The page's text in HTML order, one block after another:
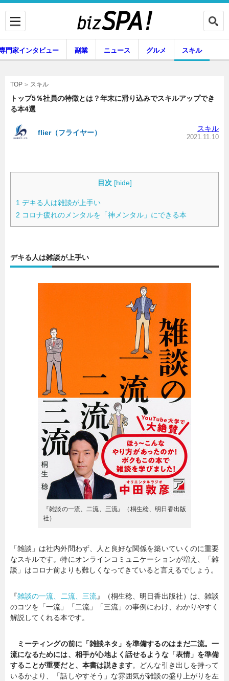
専門家インタビュー
グルメ
門家インタビュー 副業 ニュース グルメ スキル
TOP スキル
トップ5％社員の特徴とは？年末に滑り込みでスキルアップでき
る本4選
flier（フライヤー） スキル
2021.11.10
目次 [hide]
1 デキる人は雑談が上手い
2 コロナ疲れのメンタルを「神メンタル」にできる本
デキる人は雑談が上手い
『雑談の一流、二流、三流』（桐生稔、明日香出版
社）
「雑談」は社内外問わず、人と良好な関係を築いていくのに重要
なスキルです。特にオンラインコミュニケーションが増え、「雑
談」はコロナ前よりも難しくなってきていると言えるでしょう。
『雑談の一流、二流、三流』（桐生稔、明日香出版社）は、雑談
のコツを「一流」「二流」「三流」の事例にわけ、わかりやすく
解説してくれる本です。
ミーティングの前に「雑談ネタ」を準備するのはまだ二流。一
流になるためには、相手が心地よく話せるような「表情」を準備
することが重要だと、本書は説きます。どんな引き出しを持って
いるかより、「話しやすそう」な雰囲気が雑談の盛り上がりを左